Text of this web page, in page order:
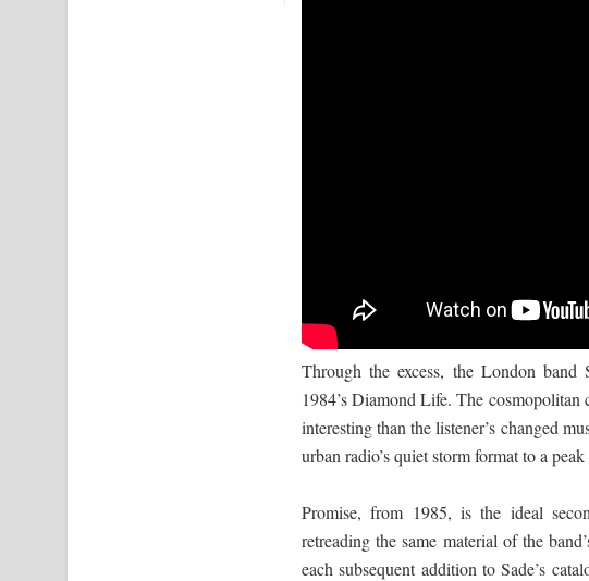
Through the excess, the London
1984’s Diamond Life. The
interesting than the listener’s changed
urban radio’s quiet storm format to a
Promise, from 1985, is the ideal
retreading the same material of the
each subsequent addition to Sade’s